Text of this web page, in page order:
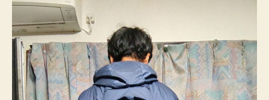
き
空
調
ウ
ェ
ア】
購